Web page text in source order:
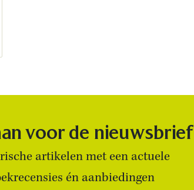
voor de nieuwsbrief
artikelen met een actuele
én aanbiedingen